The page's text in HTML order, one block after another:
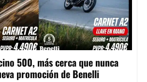
500, más cerca que nunca
promoción de Benelli